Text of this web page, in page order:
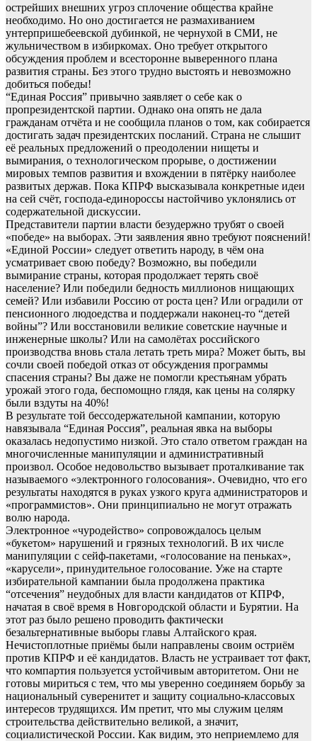
острейших внешних угроз сплочение общества крайне
необходимо. Но оно достигается не размахиванием
унтерпришебеевской дубинкой, не чернухой в СМИ, не
жульничеством в избиркомах. Оно требует открытого
обсуждения проблем и всесторонне выверенного плана
развития страны. Без этого трудно выстоять и невозможно
добиться победы!
“Единая Россия” привычно заявляет о себе как о
пропрезидентской партии. Однако она опять не дала
гражданам отчёта и не сообщила планов о том, как собирается
достигать задач президентских посланий. Страна не слышит
её реальных предложений о преодолении нищеты и
вымирания, о технологическом прорыве, о достижении
мировых темпов развития и вхождении в пятёрку наиболее
развитых держав. Пока КПРФ высказывала конкретные идеи
на сей счёт, господа-единороссы настойчиво уклонялись от
содержательной дискуссии.
Представители партии власти безудержно трубят о своей
«победе» на выборах. Эти заявления явно требуют пояснений!
«Единой России» следует ответить народу, в чём она
усматривает свою победу? Возможно, вы победили
вымирание страны, которая продолжает терять своё
население? Или победили бедность миллионов нищающих
семей? Или избавили Россию от роста цен? Или оградили от
пенсионного людоедства и поддержали наконец-то “детей
войны”? Или восстановили великие советские научные и
инженерные школы? Или на самолётах российского
производства вновь стала летать треть мира? Может быть, вы
сочли своей победой отказ от обсуждения программы
спасения страны? Вы даже не помогли крестьянам убрать
урожай этого года, беспомощно глядя, как цены на солярку
были вздуты на 40%!
В результате той бессодержательной кампании, которую
навязывала “Единая Россия”, реальная явка на выборы
оказалась недопустимо низкой. Это стало ответом граждан на
многочисленные манипуляции и административный
произвол. Особое недовольство вызывает проталкивание так
называемого «электронного голосования». Очевидно, что его
результаты находятся в руках узкого круга администраторов и
«программистов». Они принципиально не могут отражать
волю народа.
Электронное «чуродейство» сопровождалось целым
«букетом» нарушений и грязных технологий. В их числе
манипуляции с сейф-пакетами, «голосование на пеньках»,
«карусели», принудительное голосование. Уже на старте
избирательной кампании была продолжена практика
“отсечения” неудобных для власти кандидатов от КПРФ,
начатая в своё время в Новгородской области и Бурятии. На
этот раз было решено проводить фактически
безальтернативные выборы главы Алтайского края.
Нечистоплотные приёмы были направлены своим остриём
против КПРФ и её кандидатов. Власть не устраивает тот факт,
что компартия пользуется устойчивым авторитетом. Они не
готовы мириться с тем, что мы уверенно соединяем борьбу за
национальный суверенитет и защиту социально-классовых
интересов трудящихся. Им претит, что мы служим целям
строительства действительно великой, а значит,
социалистической России. Как видим, это неприемлемо для